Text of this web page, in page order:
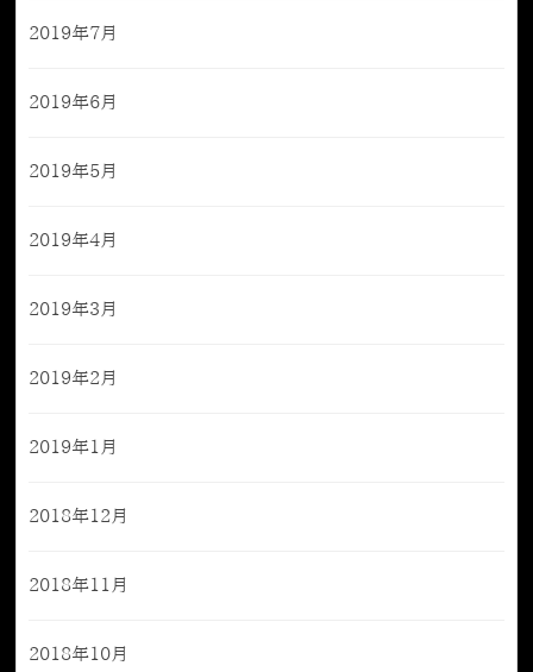
2019年7月
2019年6月
2019年5月
2019年4月
2019年3月
2019年2月
2019年1月
2018年12月
2018年11月
2018年10月